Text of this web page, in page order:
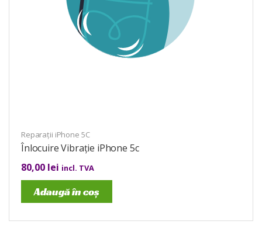
Reparații iPhone 5C
Înlocuire Vibrație iPhone 5c
80,00 lei incl. TVA
Adaugă în coș